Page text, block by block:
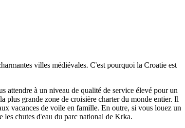
villes médiévales. C'est pourquoi la Croatie est
attendre à un niveau de qualité de service élevé pour un
plus grande zone de croisière charter du monde entier. Il
vacances de voile en famille. En outre, si vous louez un
les chutes d'eau du parc national de Krka.